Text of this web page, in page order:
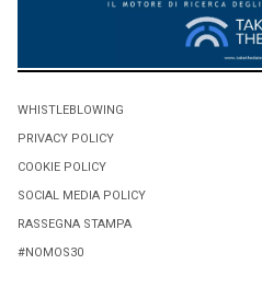
WHISTLEBLOWING
PRIVACY POLICY
COOKIE POLICY
SOCIAL MEDIA POLICY
RASSEGNA STAMPA
#NOMOS30